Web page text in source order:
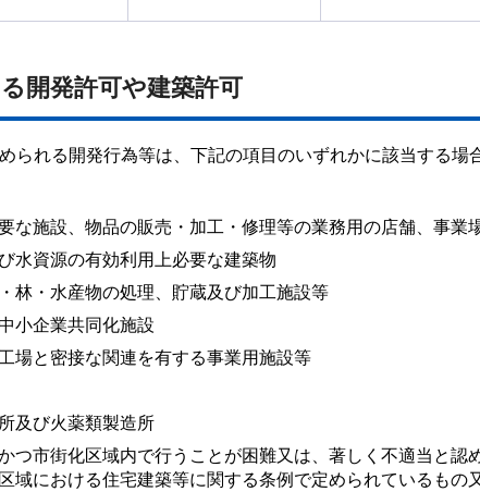
開発許可や建築許可
られる開発行為等は、下記の項目のいずれかに該当する場
な施設、物品の販売・加工・修理等の業務用の店舗、事業
水資源の有効利用上必要な建築物
林・水産物の処理、貯蔵及び加工施設等
小企業共同化施設
場と密接な関連を有する事業用施設等
及び火薬類製造所
つ市街化区域内で行うことが困難又は、著しく不適当と認
域における住宅建築等に関する条例で定められているもの